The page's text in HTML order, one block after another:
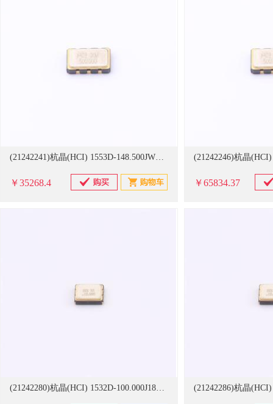
(21242241)杭晶(HCI) 1553D-148.500JWVDTX 5032,148.5MHz,LVDS,2.5~3.3V,±25ppm,-40-85 1000个/卷 振荡器(单位：卷)
￥35268.4 ￥65834.37
(21242280)杭晶(HCI) 1532D-100.000J18DTX 3225,100MHz,LVDS,1.8V,±30ppm,-40-85 3000个/卷 振荡器(单位：卷)